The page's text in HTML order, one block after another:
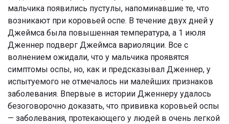
мальчика появились пустулы, напоминавшие те, что
возникают при коровьей оспе. В течение двух дней у
Джеймса была повышенная температура, а 1 июля
Дженнер подверг Джеймса вариоляции. Все с
волнением ожидали, что у мальчика проявятся
симптомы оспы, но, как и предсказывал Дженнер, у
испытуемого не отмечалось ни малейших признаков
заболевания. Впервые в истории Дженнеру удалось
безоговорочно доказать, что прививка коровьей оспы
— заболевания, протекающего у людей в очень легкой